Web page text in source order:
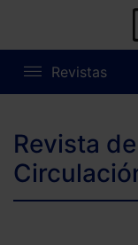
Revistas
Revista